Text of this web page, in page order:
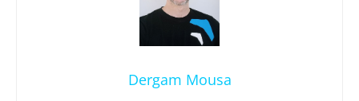
Dergam Mousa